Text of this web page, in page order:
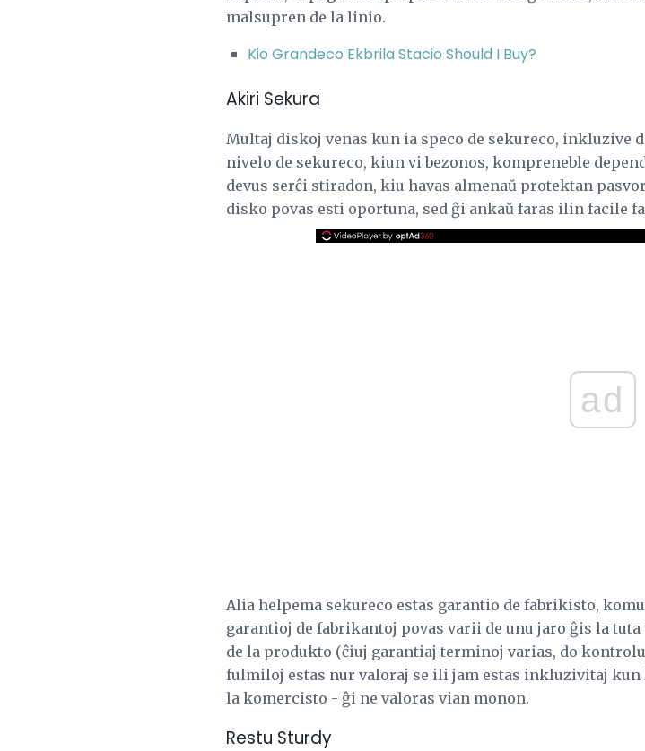
malsupren de la linio.
Kio Grandeco Ekbrila Stacio Should I Buy?
Akiri Sekura
Multaj diskoj venas kun ia speco de sekureco, inkluzive
nivelo de sekureco, kiun vi bezonos, kompreneble
devus serĉi stiradon, kiu havas almenaŭ protektan
disko povas esti oportuna, sed ĝi ankaŭ faras ilin facile
ad
Alia helpema sekureco estas garantio de fabrikisto,
garantioj de fabrikantoj povas varii de unu jaro ĝis la
de la produkto (ĉiuj garantiaj terminoj varias, do
fulmiloj estas nur valoraj se ili jam estas inkluzivitaj kun
la komercisto - ĝi ne valoras vian monon.
Restu Sturdy